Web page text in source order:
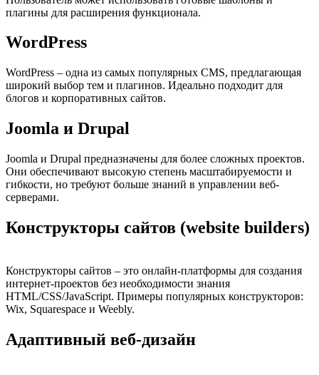
плагины для расширения функционала.
WordPress
WordPress – одна из самых популярных CMS, предлагающая
широкий выбор тем и плагинов. Идеально подходит для
блогов и корпоративных сайтов.
Joomla и Drupal
Joomla и Drupal предназначены для более сложных проектов.
Они обеспечивают высокую степень масштабируемости и
гибкости, но требуют больше знаний в управлении веб-
серверами.
Конструкторы сайтов (website builders)
Конструкторы сайтов – это онлайн-платформы для создания
интернет-проектов без необходимости знания
HTML/CSS/JavaScript. Примеры популярных конструкторов:
Wix, Squarespace и Weebly.
Адаптивный веб-дизайн